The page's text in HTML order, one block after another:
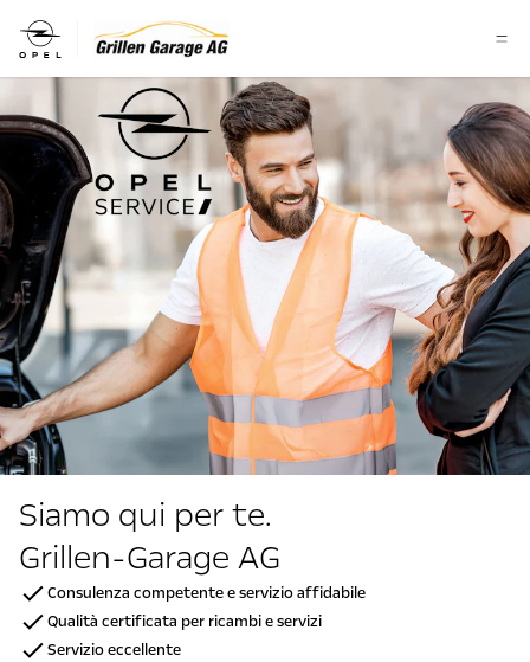
Siamo qui per te.
Grillen-Garage AG
Consulenza competente e servizio affidabile
Qualità certificata per ricambi e servizi
Servizio eccellente